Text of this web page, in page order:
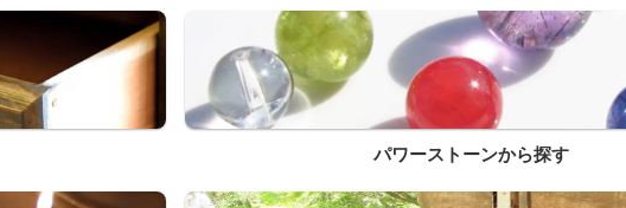
パワーストーンから探す